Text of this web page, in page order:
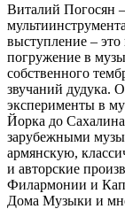
Виталий Погосян
выступление –
погружение в
собственного
звучаний дудука.
эксперименты в
Йорка до
зарубежными
армянскую,
и авторские
Филармонии и
Дома Музыки и